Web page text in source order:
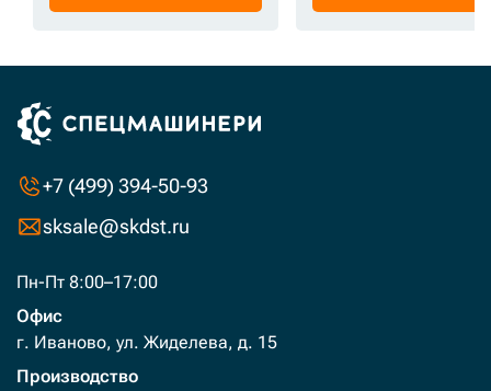
+7 (499) 394-50-93
sksale@skdst.ru
Пн-Пт 8:00–17:00
Офис
г. Иваново, ул. Жиделева, д. 15
Производство